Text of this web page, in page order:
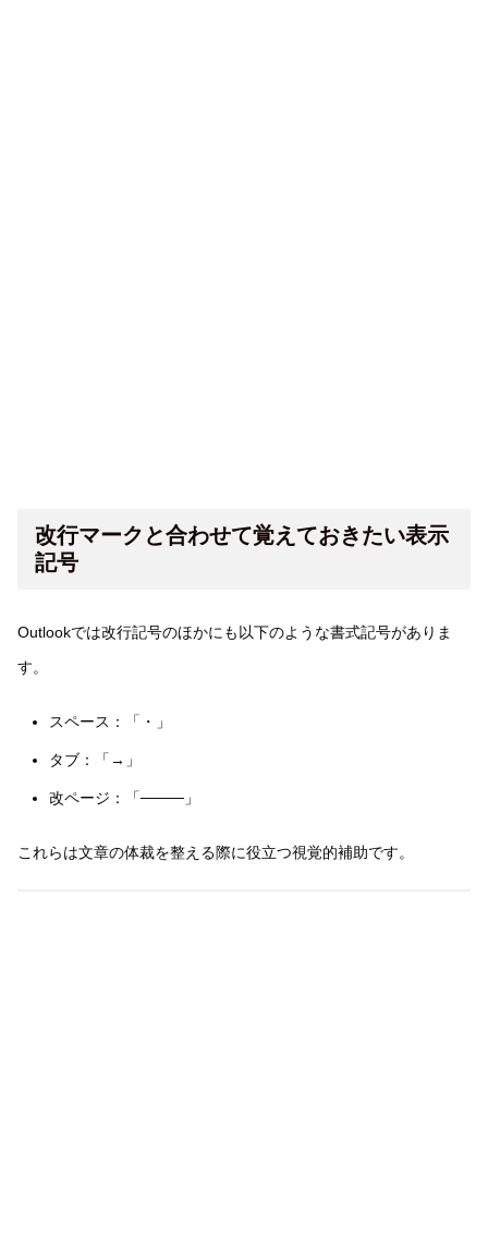
改行マークと合わせて覚えておきたい表示
記号
Outlookでは改行記号のほかにも以下のような書式記号がありま
す。
スペース：「・」
タブ：「→」
改ページ：「────」
これらは文章の体裁を整える際に役立つ視覚的補助です。